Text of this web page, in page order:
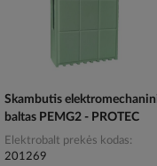
Skambutis
baltas PEMG2 - PROTEC
Elektrobalt prekės kodas
201269